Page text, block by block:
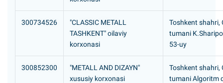
300734526
"CLASSIC METALL
TASHKENT" oilaviy
korxonasi
Toshkent shahri,
tumani
53-uy
300852300
"METALL AND DIZAYN"
xususiy korxonasi
Toshkent shahri,
tumani Аlgoritm